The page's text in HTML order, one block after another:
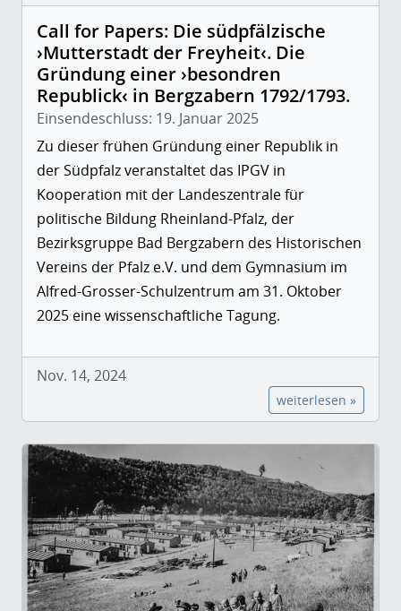
Call for Papers: Die südpfälzische
›Mutterstadt der Freyheit‹. Die
Gründung einer ›besondren
Republick‹ in Bergzabern 1792/1793.
Einsendeschluss: 19. Januar 2025
Zu dieser frühen Gründung einer Republik in
der Südpfalz veranstaltet das IPGV in
Kooperation mit der Landeszentrale für
politische Bildung Rheinland-Pfalz, der
Bezirksgruppe Bad Bergzabern des Historischen
Vereins der Pfalz e.V. und dem Gymnasium im
Alfred-Grosser-Schulzentrum am 31. Oktober
2025 eine wissenschaftliche Tagung.
Nov. 14, 2024
weiterlesen »